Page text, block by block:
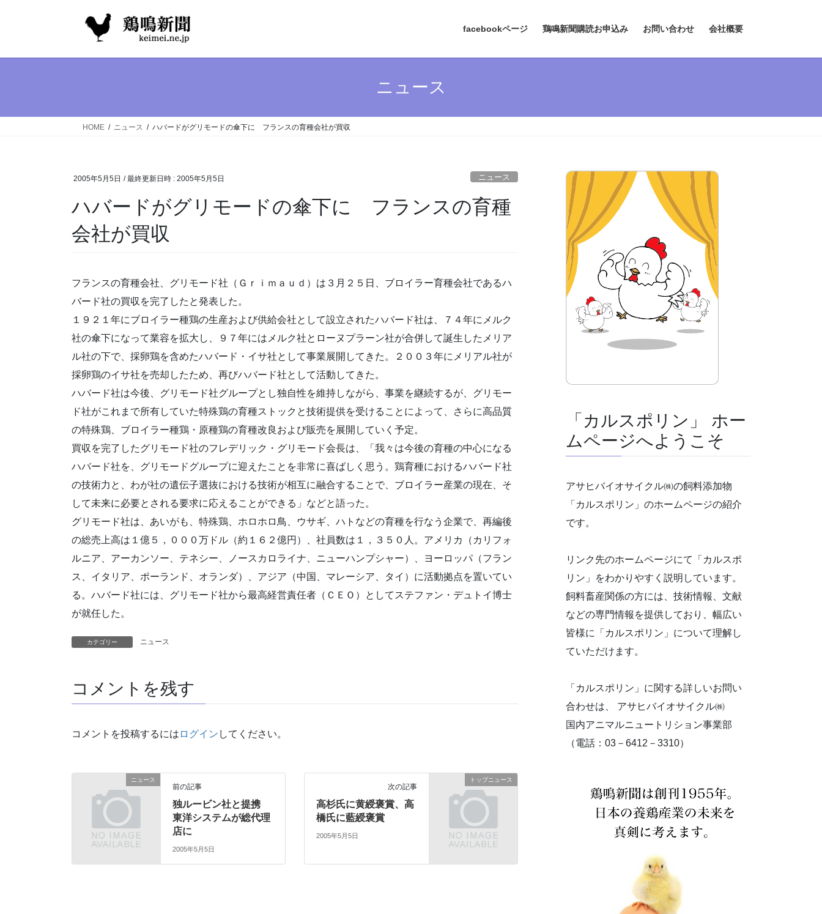
facebookページ 鶏鳴新聞購読お申込み お問い合わせ 会社概要
ニュース
HOME ニュース ハバードがグリモードの傘下に フランスの育種会社が買収
2005年5月5日 / 最終更新日時 : 2005年5月5日 ニュース
ハバードがグリモードの傘下に フランスの育種
会社が買収
フランスの育種会社、グリモード社（Ｇｒｉｍａｕｄ）は３月２５日、ブロイラー育種会社であるハ
バード社の買収を完了したと発表した。
１９２１年にブロイラー種鶏の生産および供給会社として設立されたハバード社は、７４年にメルク
社の傘下になって業容を拡大し、９７年にはメルク社とローヌプラーン社が合併して誕生したメリア
ル社の下で、採卵鶏を含めたハバード・イサ社として事業展開してきた。２００３年にメリアル社が
採卵鶏のイサ社を売却したため、再びハバード社として活動してきた。
ハバード社は今後、グリモード社グループとし独自性を維持しながら、事業を継続するが、グリモー
ド社がこれまで所有していた特殊鶏の育種ストックと技術提供を受けることによって、さらに高品質
の特殊鶏、ブロイラー種鶏・原種鶏の育種改良および販売を展開していく予定。
買収を完了したグリモード社のフレデリック・グリモード会長は、「我々は今後の育種の中心になる
ハバード社を、グリモードグループに迎えたことを非常に喜ばしく思う。鶏育種におけるハバード社
の技術力と、わが社の遺伝子選抜における技術が相互に融合することで、ブロイラー産業の現在、そ
して未来に必要とされる要求に応えることができる」などと語った。
グリモード社は、あいがも、特殊鶏、ホロホロ鳥、ウサギ、ハトなどの育種を行なう企業で、再編後
の総売上高は１億５，０００万ドル（約１６２億円）、社員数は１，３５０人。アメリカ（カリフォ
ルニア、アーカンソー、テネシー、ノースカロライナ、ニューハンプシャー）、ヨーロッパ（フラン
ス、イタリア、ポーランド、オランダ）、アジア（中国、マレーシア、タイ）に活動拠点を置いてい
る。ハバード社には、グリモード社から最高経営責任者（ＣＥＯ）としてステファン・デュトイ博士
が就任した。
カテゴリー ニュース
コメントを残す
コメントを投稿するには ログイン してください。
ニュース
前の記事
独ルービン社と提携
東洋システムが総代理
店に
2005年5月5日
トップニュース
次の記事
高杉氏に黄綬褒賞、高
橋氏に藍綬褒賞
2005年5月5日
「カルスポリン」 ホー
ムページへようこそ
アサヒバイオサイクル㈱の飼料添加物
「カルスポリン」のホームページの紹介
です。
リンク先のホームページにて「カルスポ
リン」をわかりやすく説明しています。
飼料畜産関係の方には、技術情報、文献
などの専門情報を提供しており、幅広い
皆様に「カルスポリン」について理解し
ていただけます。
「カルスポリン」に関する詳しいお問い
合わせは、 アサヒバイオサイクル㈱
国内アニマルニュートリション事業部
（電話：03－6412－3310）